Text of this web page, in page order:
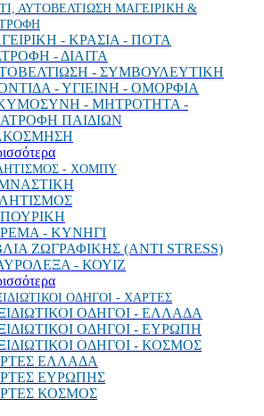
ΑΥΤΟΒΕΛΤΙΩΣΗ ΜΑΓΕΙΡΙΚΗ &
- ΚΡΑΣΙΑ - ΠΟΤΑ
- ΔΙΑΙΤΑ
- ΣΥΜΒΟΥΛΕΥΤΙΚΗ
- ΥΓΙΕΙΝΗ - ΟΜΟΡΦΙΑ
- ΜΗΤΡΟΤΗΤΑ -
ΠΑΙΔΙΩΝ
- ΧΟΜΠΥ
- ΚΥΝΗΓΙ
ΖΩΓΡΑΦΙΚΗΣ (ANTI STRESS)
- ΚΟΥΙΖ
ΟΔΗΓΟΙ - ΧΑΡΤΕΣ
ΟΔΗΓΟΙ - ΕΛΛΑΔΑ
ΟΔΗΓΟΙ - ΕΥΡΩΠΗ
ΟΔΗΓΟΙ - ΚΟΣΜΟΣ
ΕΛΛΑΔΑ
ΕΥΡΩΠΗΣ
ΚΟΣΜΟΣ